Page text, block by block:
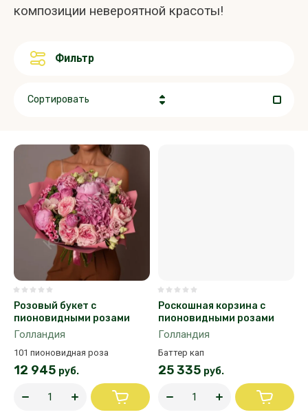
композиции невероятной красоты!
Фильтр
Сортировать
Цена - возрастание
Название - Я-А
Название - А-Я
Розовый букет с
пионовидными розами
Голландия
101 пионовидная роза
12 945 руб.
Роскошная корзина с
пионовидными розами
Голландия
Баттер кап
25 335 руб.